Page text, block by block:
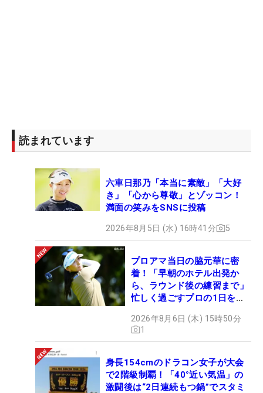
読まれています
六車日那乃「本当に素敵」「大好
き」「心から尊敬」とゾッコン！
満面の笑みをSNSに投稿
2026年8月5日 (水) 16時41分 5
プロアマ当日の脇元華に密
着！「早朝のホテル出発か
ら、ラウンド後の練習まで」
忙しく過ごすプロの1日を公
2026年8月6日 (木) 15時50分
1
身長154cmのドラコン女子が大会
で2階級制覇！「40°近い気温」の
激闘後は“2日連続もつ鍋”でスタミ